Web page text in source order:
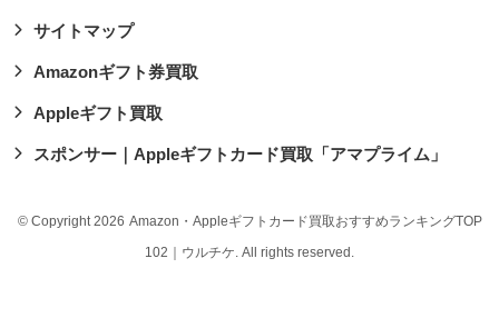
サイトマップ
Amazonギフト券買取
Appleギフト買取
スポンサー｜Appleギフトカード買取「アマプライム」
© Copyright 2026 Amazon・Appleギフトカード買取おすすめランキングTOP
102｜ウルチケ. All rights reserved.